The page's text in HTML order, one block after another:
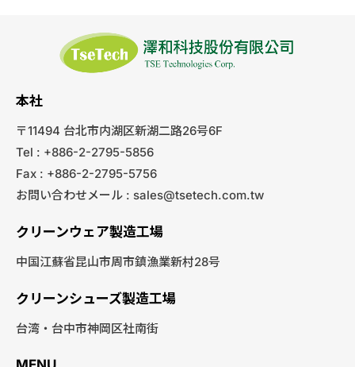
本社
〒11494 台北市内湖区新湖二路26号6F
Tel : +886-2-2795-5856
Fax : +886-2-2795-5756
お問い合わせメール : sales@tsetech.com.tw
クリーンウェア製造工場
中国江蘇省昆山市周市鎮漁業新村28号
クリーンシューズ製造工場
台湾・台中市神岡区社南街